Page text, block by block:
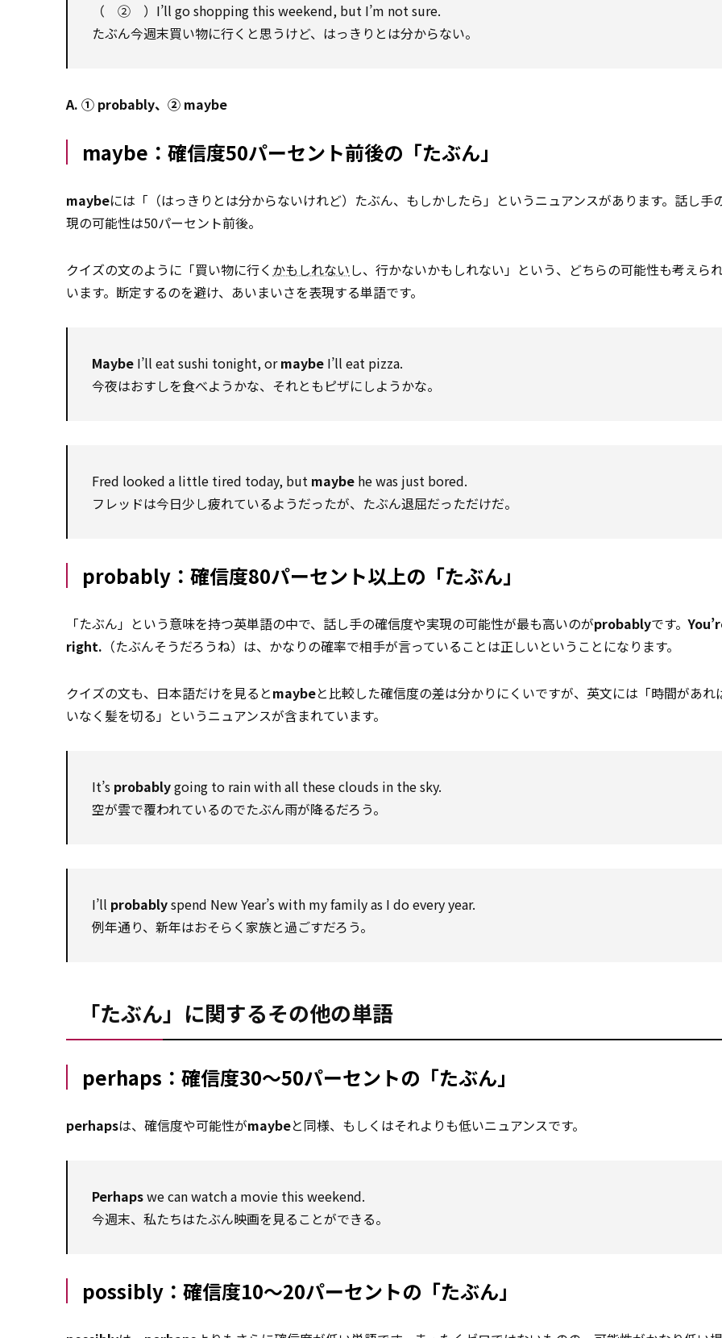
（ ② ）I’ll go shopping this weekend, but I’m not sure.
たぶん今週末買い物に行くと思うけど、はっきりとは分からない。
A. ① probably、② maybe
maybe：確信度50パーセント前後の「たぶん」
maybeには「（はっきりとは分からないけれど）たぶん、もしかしたら」というニュアンスがあります。話し手
現の可能性は50パーセント前後。
クイズの文のように「買い物に行く かもしれないし、行かないかもしれない」という、どちらの可能性も考えら
います。断定するのを避け、あいまいさを表現する単語です。
Maybe I’ll eat sushi tonight, ormaybe I’ll eat pizza.
今夜はおすしを食べようかな、それともピザにしようかな。
Fred looked a little tired today, but maybe he was just bored.
フレッドは今日少し疲れているようだったが、たぶん退屈だっただけだ。
probably：確信度80パーセント以上の「たぶん」
「たぶん」という意味を持つ英単語の中で、話し手の確信度や実現の可能性が最も高いのがprobablyです。
right. （たぶんそうだろうね）は、かなりの確率で相手が言っていることは正しいということになります。
クイズの文も、日本語だけを見るとmaybeと比較した確信度の差は分かりにくいですが、英文には「時間があれ
いなく髪を切る」というニュアンスが含まれています。
It’s probablygoing to rain with all these clouds in the sky.
空が雲で覆われているのでたぶん雨が降るだろう。
I’ll probablyspend New Year’s with my family as I do every year.
例年通り、新年はおそらく家族と過ごすだろう。
「たぶん」に関するその他の単語
perhaps：確信度30～50パーセントの「たぶん」
perhapsは、確信度や可能性がmaybeと同様、もしくはそれよりも低いニュアンスです。
Perhapswe can watch a movie this weekend.
今週末、私たちはたぶん映画を見ることができる。
possibly：確信度10～20パーセントの「たぶん」